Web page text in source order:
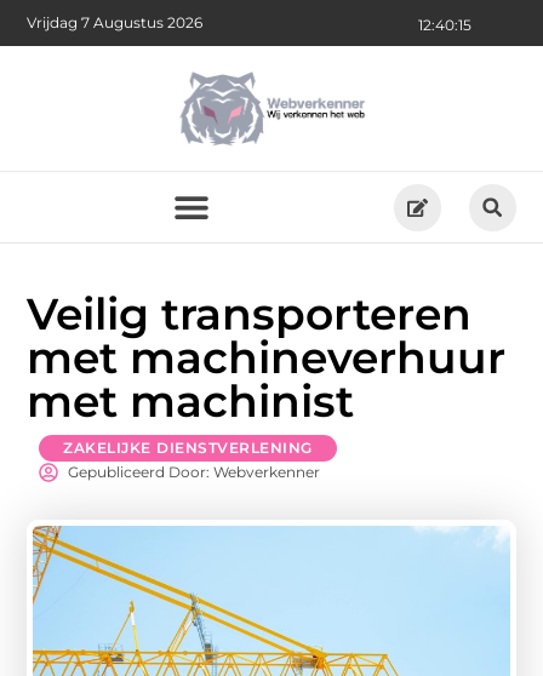
12:40:16
Vrijdag 7 Augustus 2026
Veilig transporteren
met machineverhuur
met machinist
ZAKELIJKE DIENSTVERLENING
Gepubliceerd Door: Webverkenner